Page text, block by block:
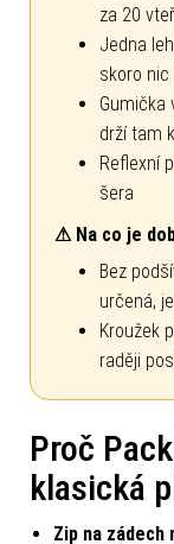
za 20
Jedna
skoro nic
Gumička
drží tam
Reflexní
šera
⚠ Na co je
Bez
určená,
Kroužek
raději
Proč
klasická
Zip na zádech